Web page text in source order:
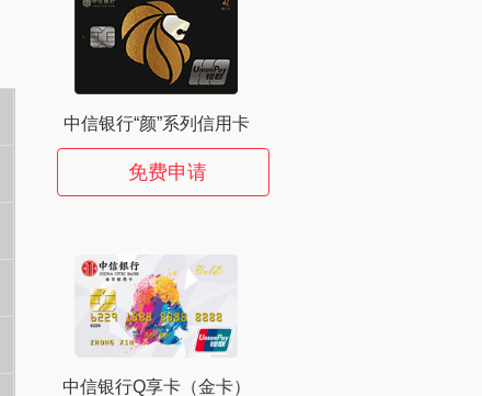
中信银行“颜”系列信用卡
免费申请
中信银行Q享卡（金卡）